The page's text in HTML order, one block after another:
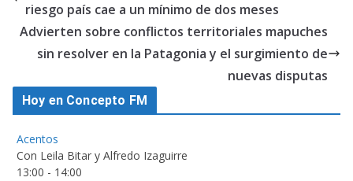
riesgo país cae a un mínimo de dos meses
Advierten sobre conflictos territoriales mapuches
sin resolver en la Patagonia y el surgimiento de
nuevas disputas
Hoy en Concepto FM
Acentos
Con Leila Bitar y Alfredo Izaguirre
13:00 - 14:00